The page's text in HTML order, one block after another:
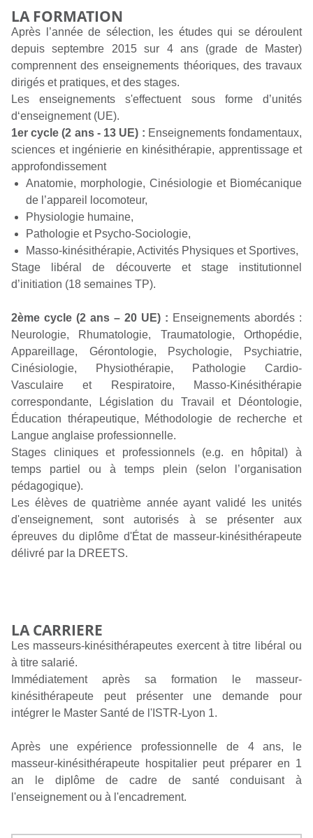
LA FORMATION
Après l’année de sélection, les études qui se déroulent
depuis septembre 2015 sur 4 ans (grade de Master)
comprennent des enseignements théoriques, des travaux
dirigés et pratiques, et des stages.
Les enseignements s'effectuent sous forme d’unités
d‘enseignement (UE).
1er cycle (2 ans - 13 UE) : Enseignements fondamentaux,
sciences et ingénierie en kinésithérapie, apprentissage et
approfondissement
Anatomie, morphologie, Cinésiologie et Biomécanique
de l’appareil locomoteur,
Physiologie humaine,
Pathologie et Psycho-Sociologie,
Masso-kinésithérapie, Activités Physiques et Sportives,
Stage libéral de découverte et stage institutionnel
d’initiation (18 semaines TP).
2ème cycle (2 ans – 20 UE) : Enseignements abordés :
Neurologie, Rhumatologie, Traumatologie, Orthopédie,
Appareillage, Gérontologie, Psychologie, Psychiatrie,
Cinésiologie, Physiothérapie, Pathologie Cardio-
Vasculaire et Respiratoire, Masso-Kinésithérapie
correspondante, Législation du Travail et Déontologie,
Éducation thérapeutique, Méthodologie de recherche et
Langue anglaise professionnelle.
Stages cliniques et professionnels (e.g. en hôpital) à
temps partiel ou à temps plein (selon l’organisation
pédagogique).
Les élèves de quatrième année ayant validé les unités
d'enseignement, sont autorisés à se présenter aux
épreuves du diplôme d'État de masseur-kinésithérapeute
délivré par la DREETS.
LA CARRIERE
Les masseurs-kinésithérapeutes exercent à titre libéral ou
à titre salarié.
Immédiatement après sa formation le masseur-
kinésithérapeute peut présenter une demande pour
intégrer le Master Santé de l'ISTR-Lyon 1.
Après une expérience professionnelle de 4 ans, le
masseur-kinésithérapeute hospitalier peut préparer en 1
an le diplôme de cadre de santé conduisant à
l'enseignement ou à l'encadrement.